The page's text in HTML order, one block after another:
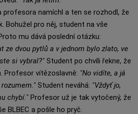
profesora namíchl a ten se rozhodl, že
Bohužel pro něj, student na vše
mu dává poslední otázku:
ze dvou pytlů a v jednom bylo zlato, ve
si vybral?" Student po chvíli řekne, že
Profesor vítězoslavně: "No vidíte, a já
Student neváhá: "Vždyť jo,
chybí." Profesor už je tak vytočený, že
BLBEC a pošle ho pryč.